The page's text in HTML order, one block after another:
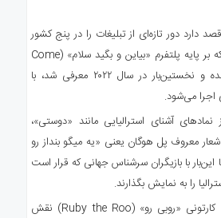
دارد دور تازه‌ای از تبلیغات را در پنج کشور
راه‌اندازی کند. این کمپین که بر پایه پلتفرم «بیاین و بگید سلام» (Come
and Say G’day) بنا شده و نخستین‌بار در سال ۲۰۲۲ معرفی شد، با
نمادهای آشنای استرالیایی مانند «دوستی»،
معروف پل هوگان یعنی «یه میگو بنداز رو
این‌بار با بازیگران سرشناس جهانی که قرار است
را به نمایش بگذارند.
در این تبلیغات، شخصیت کارتونی «روبی رو» (Ruby the Roo) نقش